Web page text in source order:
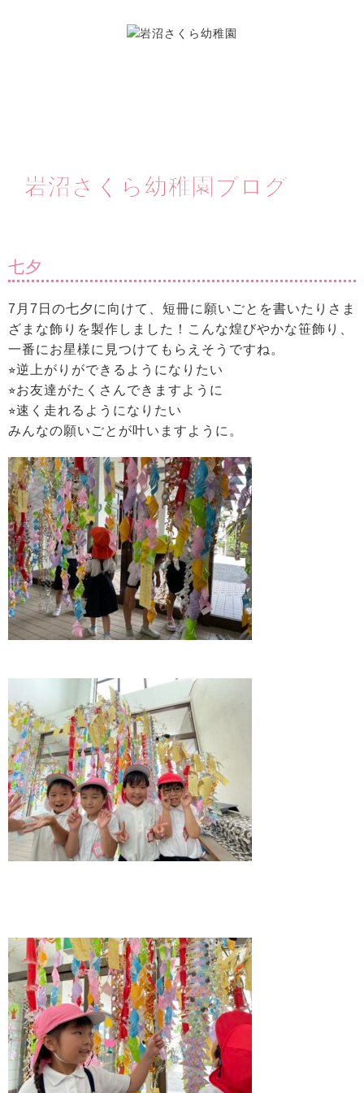
岩沼さくら幼稚園ブログ
七夕
7月7日の七夕に向けて、短冊に願いごとを書いたりさま
ざまな飾りを製作しました！こんな煌びやかな笹飾り、
一番にお星様に見つけてもらえそうですね。
⭐︎逆上がりができるようになりたい
⭐︎お友達がたくさんできますように
⭐︎速く走れるようになりたい
みんなの願いごとが叶いますように。